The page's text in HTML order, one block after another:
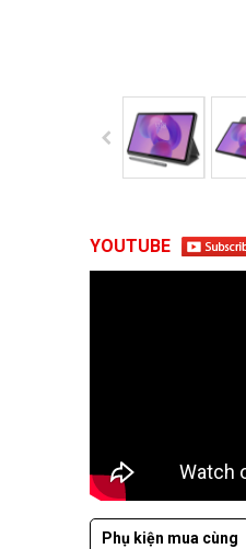
YOUTUBE
Phụ kiện mua cùng